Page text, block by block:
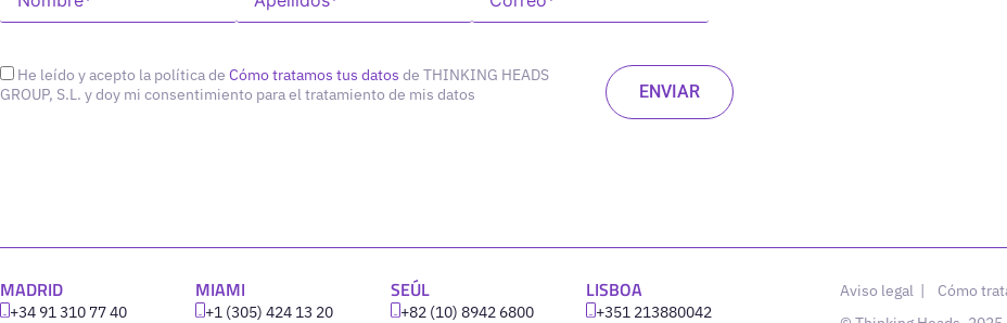
He leído y acepto la política de Cómo tratamos tus datos de THINKING HEADS
GROUP, S.L. y doy mi consentimiento para el tratamiento de mis datos
MADRID
+34 91 310 77 40
MIAMI
+1 (305) 424 13 20
SEÚL
+82 (10) 8942 6800
LISBOA
‪+351 213880042
Aviso legal | Cómo